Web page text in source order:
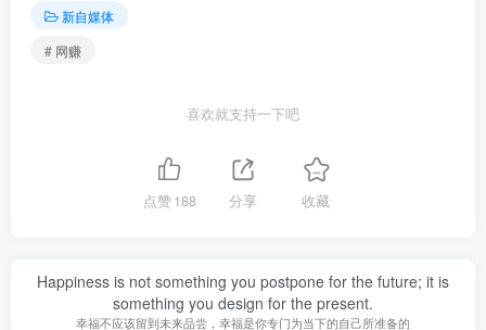
新自媒体
# 网赚
喜欢就支持一下吧
点赞188 分享 收藏
Happiness is not something you postpone for the future; it is
something you design for the present.
幸福不应该留到未来品尝，幸福是你专门为当下的自己所准备的